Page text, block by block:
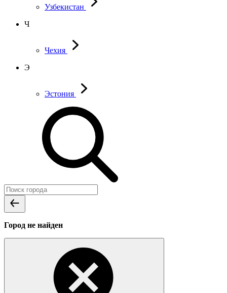
Узбекистан
Ч
Чехия
Э
Эстония
Город не найден